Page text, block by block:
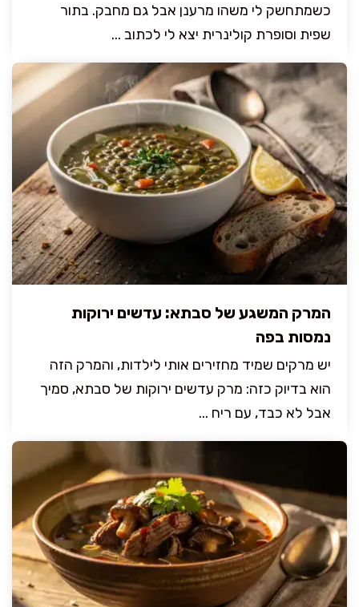
כשמתחשק לי משהו מרענן אבל גם מחבק. בתור
שפית וסופרת קולינרית יצא לי לכתוב ...
המרק המשגע של סבתא: עדשים ירוקות
נמסות בפה
יש מרקים שמיד מחזירים אותי לילדות, והמרק הזה
הוא בדיוק כזה: מרק עדשים ירוקות של סבתא, סמיך
אבל לא כבד, עם ריח ...